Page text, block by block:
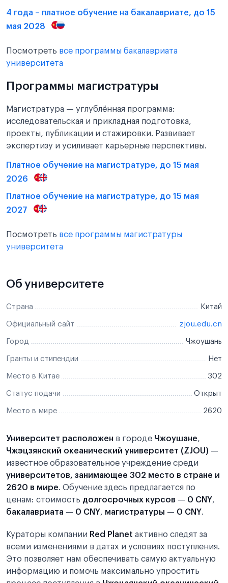
4 года – платное обучение на бакалавриате, до 15
мая 2028
Посмотреть все программы бакалавриата
университета
Программы магистратуры
Магистратура — углублённая программа:
исследовательская и прикладная подготовка,
проекты, публикации и стажировки. Развивает
экспертизу и усиливает карьерные перспективы.
Платное обучение на магистратуре, до 15 мая
2026
Платное обучение на магистратуре, до 15 мая
2027
Посмотреть все программы магистратуры
университета
Об университете
Страна Китай
Официальный сайт zjou.edu.cn
Город Чжоушань
Гранты и стипендии Нет
Место в Китае 302
Статус подачи Открыт
Место в мире 2620
Университет расположен в городе Чжоушане,
Чжэцзянский океанический университет (ZJOU) —
известное образовательное учреждение среди
университетов, занимающее 302 место в стране и
2620 в мире. Обучение здесь предлагается по
ценам: стоимость долгосрочных курсов — 0 CNY,
бакалавриата — 0 CNY, магистратуры — 0 CNY.
Кураторы компании Red Planet активно следят за
всеми изменениями в датах и условиях поступления.
Это позволяет нам обеспечивать самую актуальную
информацию и помочь максимально упростить